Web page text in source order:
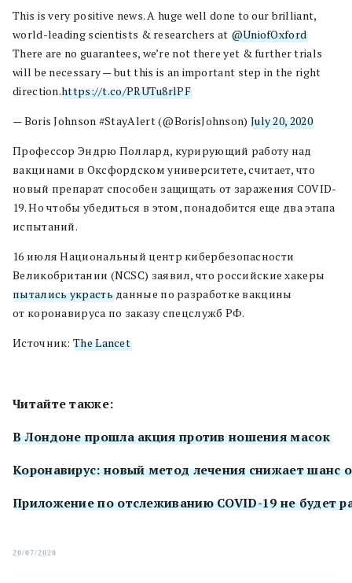
This is very positive news. A huge well done to our brilliant,
world-leading scientists & researchers at @UniofOxford.
There are no guarantees, we’re not there yet & further trials
will be necessary — but this is an important step in the right
direction.https://t.co/PRUTu8rlPF
— Boris Johnson #StayAlert (@BorisJohnson) July 20, 2020
Профессор Эндрю Поллард, курирующий работу над
вакцинами в Оксфордском университете, считает, что
новый препарат способен защищать от заражения COVID-
19. Но чтобы убедиться в этом, понадобится еще два этапа
испытаний.
16 июля Национальный центр кибербезопасности
Великобритании (NCSC) заявил, что российские хакеры
пытались украстьданные по разработке вакцины
от коронавируса по заказу спецслужб РФ.
Источник: The Lancet
Читайте также:
В Лондоне прошла акция против ношения масок
Коронавирус: новый метод лечения снижает шанс
Приложение по отслеживанию COVID-19 не будет
20/07/2020